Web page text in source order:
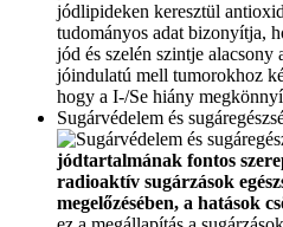
jódlipideken keresztül
tudományos adat bizonyítja,
jód és szelén szintje alacsony
jóindulatú mell tumorokhoz
hogy a I-/Se hiány
Sugárvédelem és
jódtartalmának fontos
radioaktív sugárzások
megelőzésében, a hatások